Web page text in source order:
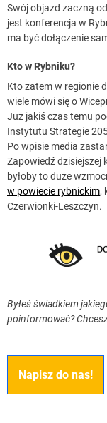
Swój objazd zaczną
jest konferencja w
ma być dołączenie
Kto w Rybniku?
Kto zatem w regionie
wiele mówi się o
Już jakiś czas temu
Instytutu Strategie
Po wpisie media
Zapowiedź dzisiejszej
byłoby to duże
w powiecie rybnickim,
Czerwionki-Leszczyn.
Byłeś świadkiem
poinformować?
Napisz do nas!